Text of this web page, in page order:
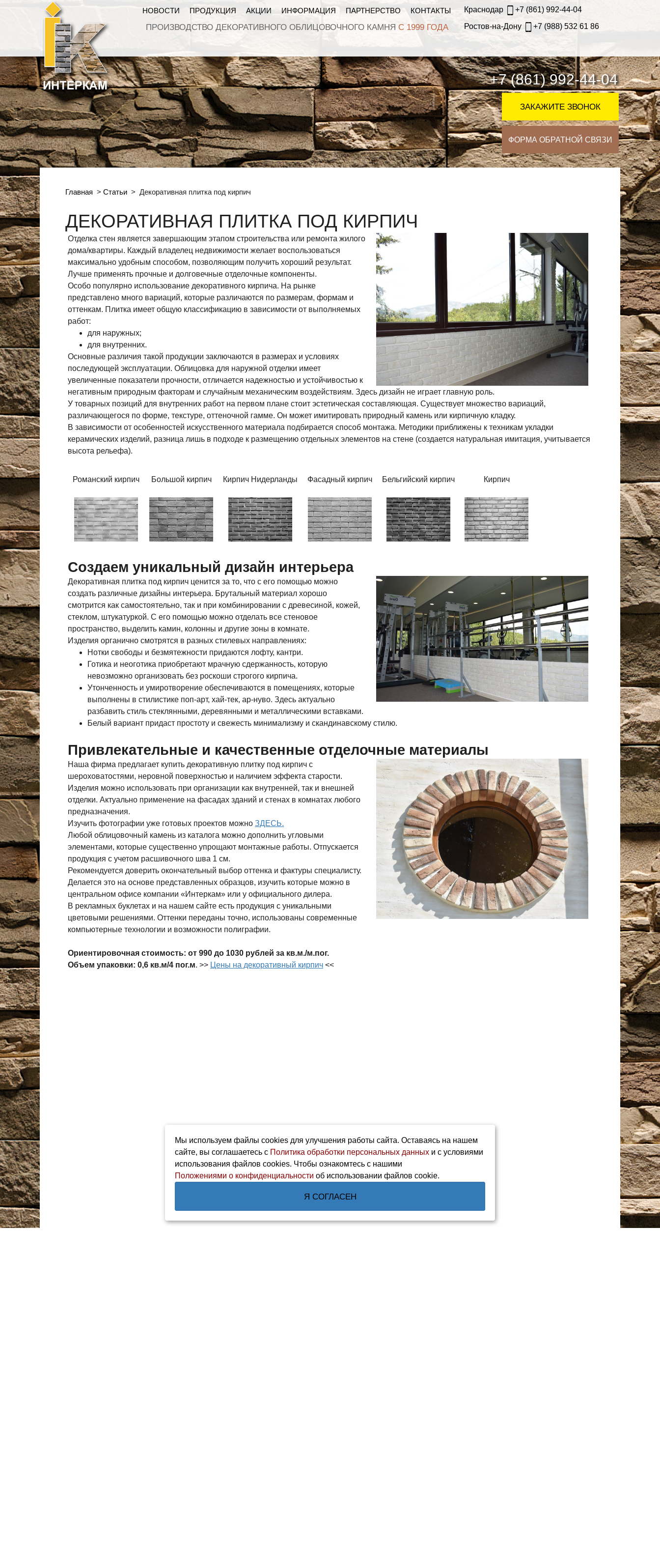
Краснодар
+7 (861) 992-44-04
Ростов-на-Дону
+7 (988) 532 61 86
НОВОСТИ ПРОДУКЦИЯ АКЦИИ ИНФОРМАЦИЯ ПАРТНЕРСТВО КОНТАКТЫ
ПРОИЗВОДСТВО ДЕКОРАТИВНОГО ОБЛИЦОВОЧНОГО КАМНЯ С 1999 ГОДА
+7 (861) 992-44-04
ЗАКАЖИТЕ ЗВОНОК
ФОРМА ОБРАТНОЙ СВЯЗИ
Главная > Статьи > Декоративная плитка под кирпич
ДЕКОРАТИВНАЯ ПЛИТКА ПОД КИРПИЧ
Отделка стен является завершающим этапом строительства или ремонта жилого
дома/квартиры. Каждый владелец недвижимости желает воспользоваться
максимально удобным способом, позволяющим получить хороший результат.
Лучше применять прочные и долговечные отделочные компоненты.
Особо популярно использование декоративного кирпича. На рынке
представлено много вариаций, которые различаются по размерам, формам и
оттенкам. Плитка имеет общую классификацию в зависимости от выполняемых
работ:
для наружных;
для внутренних.
Основные различия такой продукции заключаются в размерах и условиях
последующей эксплуатации. Облицовка для наружной отделки имеет
увеличенные показатели прочности, отличается надежностью и устойчивостью к
негативным природным факторам и случайным механическим воздействиям. Здесь дизайн не играет главную роль.
У товарных позиций для внутренних работ на первом плане стоит эстетическая составляющая. Существует множество вариаций,
различающегося по форме, текстуре, оттеночной гамме. Он может имитировать природный камень или кирпичную кладку.
В зависимости от особенностей искусственного материала подбирается способ монтажа. Методики приближены к техникам укладки
керамических изделий, разница лишь в подходе к размещению отдельных элементов на стене (создается натуральная имитация, учитывается
высота рельефа).
Романский кирпич Большой кирпич Кирпич Нидерланды Фасадный кирпич Бельгийский кирпич Кирпич
Создаем уникальный дизайн интерьера
Декоративная плитка под кирпич ценится за то, что с его помощью можно
создать различные дизайны интерьера. Брутальный материал хорошо
смотрится как самостоятельно, так и при комбинировании с древесиной, кожей,
стеклом, штукатуркой. С его помощью можно отделать все стеновое
пространство, выделить камин, колонны и другие зоны в комнате.
Изделия органично смотрятся в разных стилевых направлениях:
Нотки свободы и безмятежности придаются лофту, кантри.
Готика и неоготика приобретают мрачную сдержанность, которую
невозможно организовать без роскоши строгого кирпича.
Утонченность и умиротворение обеспечиваются в помещениях, которые
выполнены в стилистике поп-арт, хай-тек, ар-нуво. Здесь актуально
разбавить стиль стеклянными, деревянными и металлическими вставками.
Белый вариант придаст простоту и свежесть минимализму и скандинавскому стилю.
Привлекательные и качественные отделочные материалы
Наша фирма предлагает купить декоративную плитку под кирпич с
шероховатостями, неровной поверхностью и наличием эффекта старости.
Изделия можно использовать при организации как внутренней, так и внешней
отделки. Актуально применение на фасадах зданий и стенах в комнатах любого
предназначения.
Изучить фотографии уже готовых проектов можно ЗДЕСЬ.
Любой облицовочный камень из каталога можно дополнить угловыми
элементами, которые существенно упрощают монтажные работы. Отпускается
продукция с учетом расшивочного шва 1 см.
Рекомендуется доверить окончательный выбор оттенка и фактуры специалисту.
Делается это на основе представленных образцов, изучить которые можно в
центральном офисе компании «Интеркам» или у официального дилера.
В рекламных буклетах и на нашем сайте есть продукция с уникальными
цветовыми решениями. Оттенки переданы точно, использованы современные
компьютерные технологии и возможности полиграфии.
Ориентировочная стоимость: от 990 до 1030 рублей за кв.м./м.пог.
Объем упаковки: 0,6 кв.м/4 пог.м. >> Цены на декоративный кирпич <<
Мы используем файлы cookies для улучшения работы сайта. Оставаясь на нашем
сайте, вы соглашаетесь с Политика обработки персональных данных и с условиями
использования файлов cookies. Чтобы ознакомтесь с нашими
Положениями о конфиденциальности об использовании файлов cookie.
Я СОГЛАСЕН